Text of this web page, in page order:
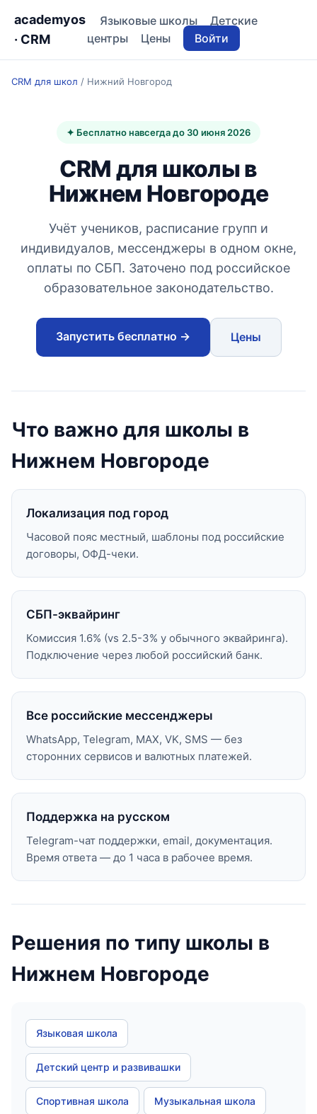
academyos
· CRM
Языковые школы
Детские
центры
Цены Войти
CRM для школ / Нижний Новгород
✦ Бесплатно навсегда до 30 июня 2026
CRM для школы в
Нижнем Новгороде
Учёт учеников, расписание групп и
индивидуалов, мессенджеры в одном окне,
оплаты по СБП. Заточено под российское
образовательное законодательство.
Запустить бесплатно → Цены
Что важно для школы в
Нижнем Новгороде
Локализация под город
Часовой пояс местный, шаблоны под российские
договоры, ОФД-чеки.
СБП-эквайринг
Комиссия 1.6% (vs 2.5-3% у обычного эквайринга).
Подключение через любой российский банк.
Все российские мессенджеры
WhatsApp, Telegram, MAX, VK, SMS — без
сторонних сервисов и валютных платежей.
Поддержка на русском
Telegram-чат поддержки, email, документация.
Время ответа — до 1 часа в рабочее время.
Решения по типу школы в
Нижнем Новгороде
Языковая школа
Детский центр и развивашки
Спортивная школа Музыкальная школа